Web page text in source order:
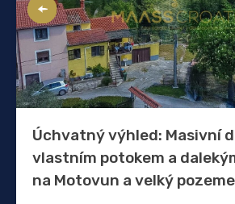
Úchvatný výhled: Masivní
vlastním potokem a
na Motovun a velký